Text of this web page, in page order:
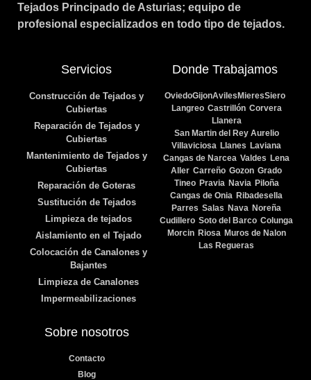
Tejados Principado de Asturias; equipo de
profesional especializados en todo tipo de tejados.
Servicios
Construcción de Tejados y
Cubiertas
Reparación de Tejados y
Cubiertas
Mantenimiento de Tejados y
Cubiertas
Reparación de Goteras
Sustitución de Tejados
Limpieza de tejados
Aislamiento en el Tejado
Colocación de Canalones y
Bajantes
Limpieza de Canalones
Impermeabilizaciones
Donde Trabajamos
OviedoGijonAviles MieresSiero
Langreo Castrillón Corvera
Llanera
San Martin del Rey Aurelio
Villaviciosa Llanes Laviana
Cangas de Narcea Valdes Lena
Aller Carreño Gozon Grado
Tineo Pravia Navia Piloña
Cangas de Onia Ribadesella
Parres Salas Nava Noreña
Cudillero Soto del Barco Colunga
Morcin Riosa Muros de Nalon
Las Regueras
Sobre nosotros
Contacto
Blog